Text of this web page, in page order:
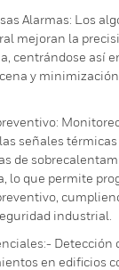
Alarmas: Los
mejoran la
centrándose así
y
señales
de
lo que permite
industrial.
Detección
en edificios